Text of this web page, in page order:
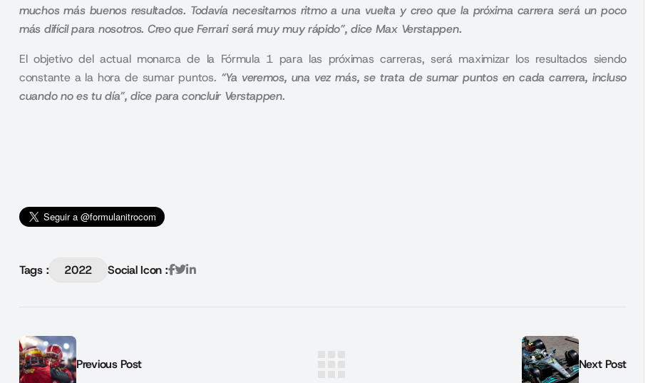
muchos más buenos resultados. Todavía necesitamos ritmo a una vuelta y creo que la próxima carrera será un poco
más difícil para nosotros. Creo que Ferrari será muy muy rápido”, dice Max Verstappen.
El objetivo del actual monarca de la Fórmula 1para las próximas carreras, será maximizar los resultados siendo
constante a la hora de sumar puntos. “Ya veremos, una vez más, se trata de sumar puntos en cada carrera, incluso
cuando no es tu día”, dice para concluir Verstappen.
Tags : 2022 Social Icon :
Previous Post Next Post